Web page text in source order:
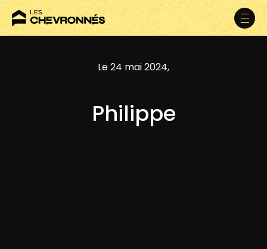
Le 24 mai 2024,
Philippe